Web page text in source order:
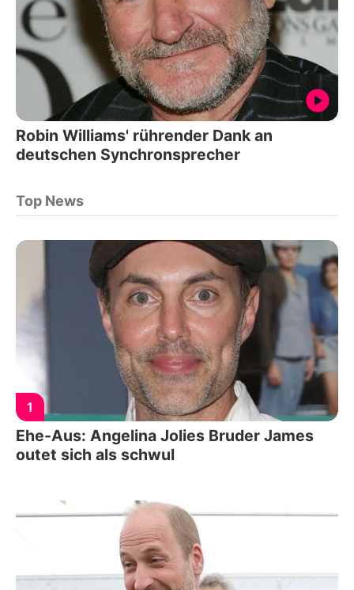
Robin Williams' rührender Dank an
deutschen Synchronsprecher
Top News
1
Ehe-Aus: Angelina Jolies Bruder James
outet sich als schwul